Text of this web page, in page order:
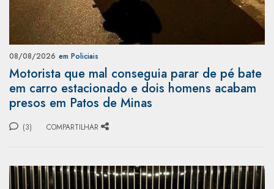
08/08/2026 em Policiais
Motorista que mal conseguia parar de pé bate
em carro estacionado e dois homens acabam
presos em Patos de Minas
(3) COMPARTILHAR